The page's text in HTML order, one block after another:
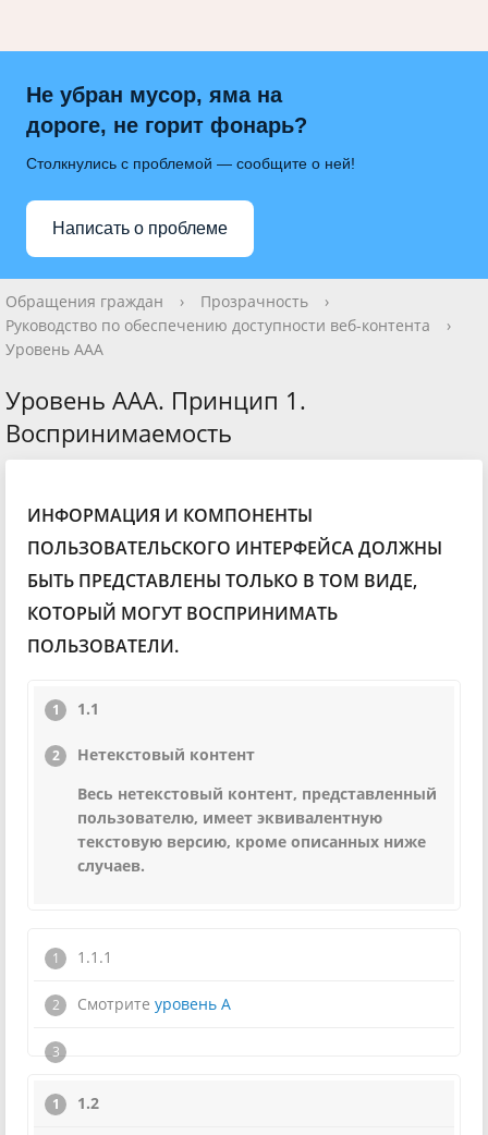
Не убран мусор, яма на
дороге, не горит фонарь?
Столкнулись с проблемой — сообщите о ней!
Написать о проблеме
Обращения граждан › Прозрачность
›
Руководство по обеспечению доступности веб-контента
›
Уровень ААА
Уровень ААА. Принцип 1.
Воспринимаемость
ИНФОРМАЦИЯ И КОМПОНЕНТЫ
ПОЛЬЗОВАТЕЛЬСКОГО ИНТЕРФЕЙСА ДОЛЖНЫ
БЫТЬ ПРЕДСТАВЛЕНЫ ТОЛЬКО В ТОМ ВИДЕ,
КОТОРЫЙ МОГУТ ВОСПРИНИМАТЬ
ПОЛЬЗОВАТЕЛИ.
1.1
Нетекстовый контент
Весь нетекстовый контент, представленный
пользователю, имеет эквивалентную
текстовую версию, кроме описанных ниже
случаев.
1.1.1
Смотрите уровень А
1.2